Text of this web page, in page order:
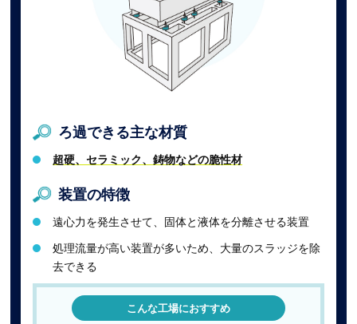
ろ過できる主な材質
超硬、セラミック、鋳物などの脆性材
装置の特徴
遠心力を発生させて、固体と液体を分離させる装置
処理流量が高い装置が多いため、大量のスラッジを除
去できる
こんな工場におすすめ